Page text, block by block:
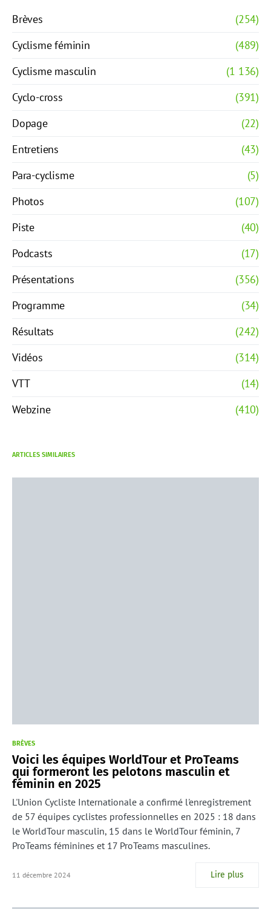
Brèves
(254)
Cyclisme féminin
(489)
Cyclisme masculin
(1 136)
Cyclo-cross
(391)
Dopage
(22)
Entretiens
(43)
Para-cyclisme
(5)
Photos
(107)
Piste
(40)
Podcasts
(17)
Présentations
(356)
Programme
(34)
Résultats
(242)
Vidéos
(314)
VTT
(14)
Webzine
(410)
ARTICLES SIMILAIRES
BRÈVES
Voici les équipes WorldTour et ProTeams
qui formeront les pelotons masculin et
féminin en 2025
L'Union Cycliste Internationale a confirmé l'enregistrement
de 57 équipes cyclistes professionnelles en 2025 : 18 dans
le WorldTour masculin, 15 dans le WorldTour féminin, 7
ProTeams féminines et 17 ProTeams masculines.
11 décembre 2024 Lire plus